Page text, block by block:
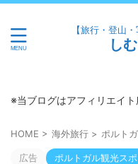
【旅行・登山
し
※当ブログはアフィリエイト
HOME > 海外旅行 > ポルト
広告 ポルトガル観光スポ